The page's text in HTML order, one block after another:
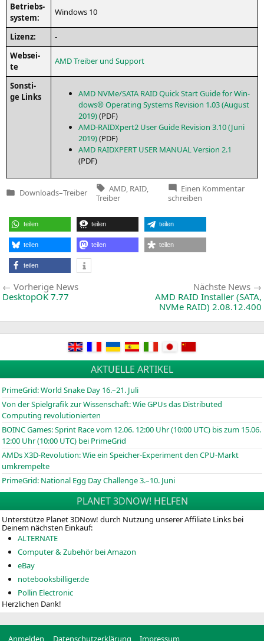
Betriebs­
sys­tem:
Win­dows 10
Lizenz:
-
Web­sei­
te
AMDTrei­ber und Support
Sons­ti­
ge Links
AMD NVMe/SATA RAIDQuick Start Gui­de for Win­
dows® Ope­ra­ting Sys­tems Revi­si­on 1.03 (August
2019)(PDF)
AMD-RAI­DX­per­t2 User Gui­de Revi­si­on 3.10 (Juni
2019)(PDF)
AMD RAIDXPERT USER MANUAL Ver­si­on 2.1
(PDF)
Veröffentlicht
Downloads–Treiber
Tags:
AMD RAID
Treiber
Einen Kommentarzu
schreiben
teilen teilen teilen
teilen teilen teilen
teilen
Beitragsnavigation
Vorherige NewsVorherige
DesktopOK 7.77
Nächste News
AMD RAID Installer (SATA,
NVMe RAID) 2.08.12.400
AKTUELLE ARTIKEL
PrimeGrid: World Snake Day 16.–21. Juli
Von der Spielgrafik zur Wissenschaft: Wie GPUs das Distributed
Computing revolutionierten
BOINCGames: Sprint Race vom 12.06. 12:00 Uhr (10:00 UTC) bis zum 15.06.
12:00 Uhr (10:00 UTC) bei PrimeGrid
AMDs X3D-Revolution: Wie ein Speicher-Experiment den CPU-Markt
umkrempelte
PrimeGrid: National Egg Day Challenge 3.–10. Juni
PLANET 3DNOW! HELFEN
Unterstütze Planet 3DNow! durch Nutzung unserer Affiliate Links bei
Deinem nächsten Einkauf:
ALTERNATE
Computer & Zubehör bei Amazon
eBay
notebooksbilliger.de
Pollin Electronic
Herzlichen Dank!
Anmelden Datenschutzerklärung Impressum